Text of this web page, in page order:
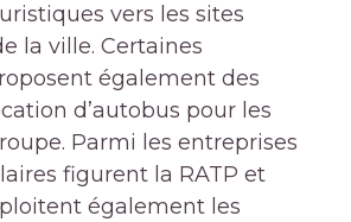
vers les sites
la ville. Certaines
également des
d’autobus pour les
Parmi les entreprises
figurent la RATP et
également les